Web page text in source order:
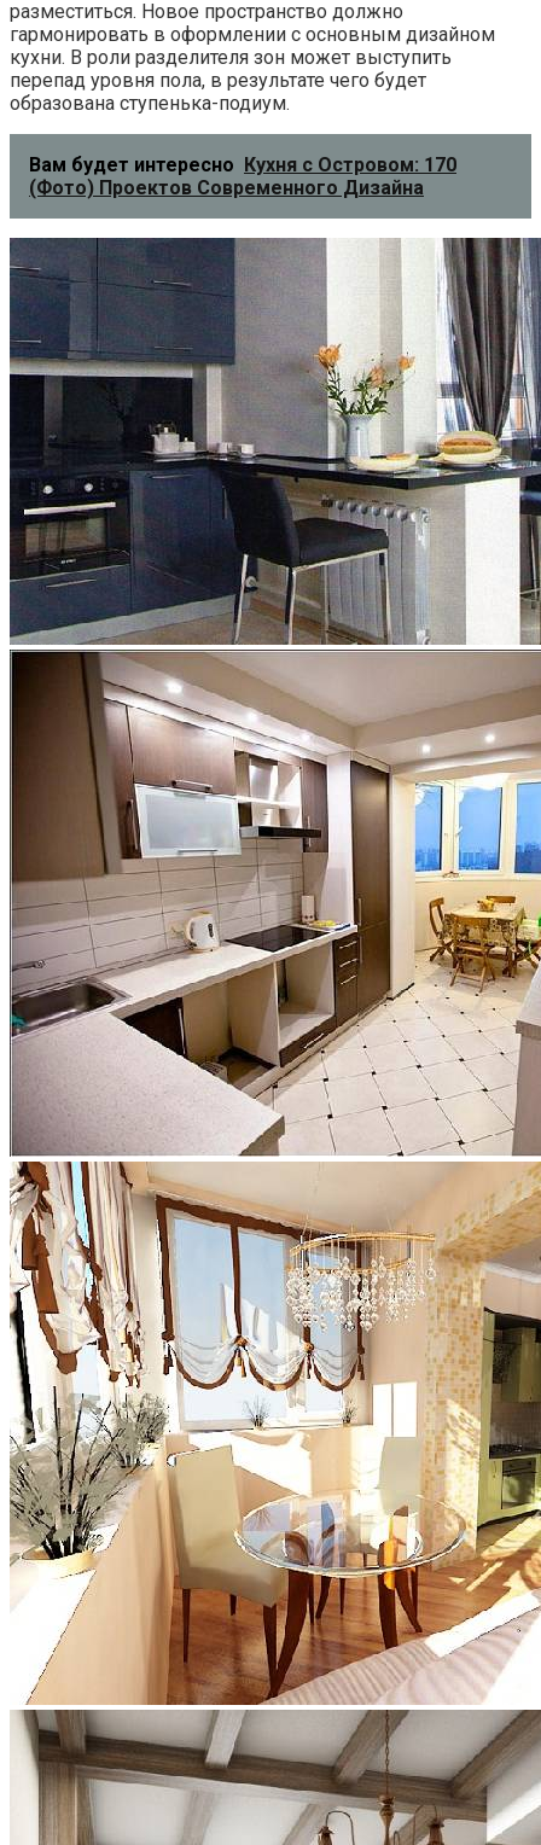
разместиться. Новое пространство должно
гармонировать в оформлении с основным дизайном
кухни. В роли разделителя зон может выступить
перепад уровня пола, в результате чего будет
образована ступенька-подиум.
Вам будет интересно Кухня с Островом: 170
(Фото) Проектов Современного Дизайна